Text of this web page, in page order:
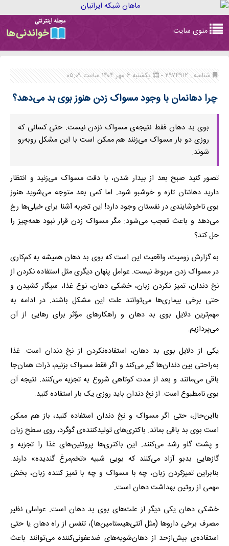
navigation
منوی سایت
شناسه : ۲۹۷۴۹۱۲ - یکشنبه ۶ مهر ۱۴۰۴ ساعت ۰۵:۰۹
چرا دهانمان با وجود مسواک زدن هنوز بوی بد می‌دهد؟
بوی بد دهان فقط نتیجه‌ی مسواک نزدن نیست. حتی کسانی که
روزی دو بار مسواک می‌زنند هم ممکن است با این مشکل روبه‌رو
شوند.
تصور کنید صبح بعد از بیدار شدن، با دقت مسواک می‌زنید و انتظار
دارید دهانتان تازه و خوشبو شود. اما کمی بعد متوجه می‌شوید هنوز
بوی ناخوشایندی در نفستان وجود دارد! این تجربه آشنا برای خیلی‌ها رخ
می‌دهد و باعث تعجب می‌شود: مگر مسواک زدن قرار نبود همه‌چیز را
حل کند؟
به گزارش زومیت، واقعیت این است که بوی بد دهان همیشه به کم‌کاری
در مسواک زدن مربوط نیست. عوامل پنهان دیگری مثل استفاده نکردن از
نخ دندان، تمیز نکردن زبان، خشکی دهان، نوع غذا، سیگار کشیدن و
حتی برخی بیماری‌ها می‌توانند علت این مشکل باشند. در ادامه به
مهم‌ترین دلایل بوی بد دهان و راهکارهای مؤثر برای رهایی از آن
می‌پردازیم.
یکی از دلایل بوی بد دهان، استفاده‌نکردن از نخ دندان است. غذا
به‌راحتی بین دندان‌ها گیر می‌کند و اگر فقط مسواک بزنیم، ذرات همان‌جا
باقی می‌مانند و بعد از مدت کوتاهی شروع به تجزیه می‌کنند. نتیجه آن
بوی نامطبوع است. از نخ دندان باید روزی یک بار استفاده کنید.
بااین‌حال، حتی اگر مسواک و نخ دندان استفاده کنید، باز هم ممکن
است بوی بد باقی بماند. باکتری‌های تولیدکننده‌ی گوگرد، روی سطح زبان
و پشت گلو رشد می‌کنند. این باکتری‌ها پروتئین‌های غذا را تجزیه و
گازهایی بدبو آزاد می‌کنند که بویی شبیه «تخم‌مرغ گندیده» دارند.
بنابراین تمیزکردن زبان، چه با مسواک و چه با تمیز کننده زبان، بخش
مهمی از روتین بهداشت دهان است.
خشکی دهان یکی دیگر از علت‌های بوی بد دهان است. عواملی نظیر
مصرف برخی داروها (مثل آنتی‌هیستامین‌ها)، تنفس از راه دهان یا حتی
استفاده‌ی بیش‌ازحد از دهان‌شویه‌های ضدعفونی‌کننده می‌توانند باعث